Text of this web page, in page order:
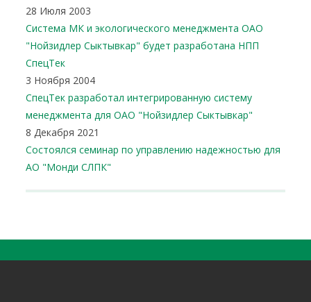
28 Июля 2003
Система МК и экологического менеджмента ОАО
"Нойзидлер Сыктывкар" будет разработана НПП
СпецТек
3 Ноября 2004
СпецТек разработал интегрированную систему
менеджмента для ОАО "Нойзидлер Сыктывкар"
8 Декабря 2021
Состоялся семинар по управлению надежностью для
АО "Монди СЛПК"